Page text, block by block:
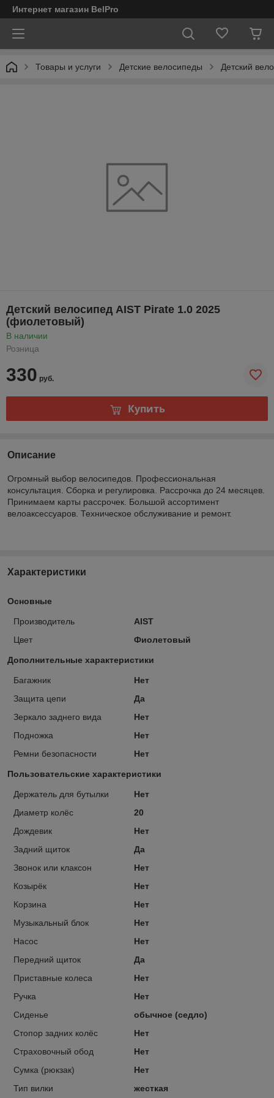
Интернет магазин BelPro
Товары и услуги Детские велосипеды Детский
Детский велосипед AIST Pirate 1.0 2025
(фиолетовый)
В наличии
Розница
330 руб.
Купить
Описание
Огромный выбор велосипедов. Профессиональная
консультация. Сборка и регулировка. Рассрочка до 24 месяцев.
Принимаем карты рассрочек. Большой ассортимент
велоаксессуаров. Техническое обслуживание и ремонт.
Характеристики
Основные
Производитель
AIST
Цвет
Фиолетовый
Дополнительные характеристики
Багажник
Нет
Защита цепи
Да
Зеркало заднего вида
Нет
Подножка
Нет
Ремни безопасности
Нет
Пользовательские характеристики
Держатель для бутылки
Нет
Диаметр колёс
20
Дождевик
Нет
Задний щиток
Да
Звонок или клаксон
Нет
Козырёк
Нет
Корзина
Нет
Музыкальный блок
Нет
Насос
Нет
Передний щиток
Да
Приставные колеса
Нет
Ручка
Нет
Сиденье
обычное (седло)
Стопор задних колёс
Нет
Страховочный обод
Нет
Сумка (рюкзак)
Нет
Тип вилки
жесткая